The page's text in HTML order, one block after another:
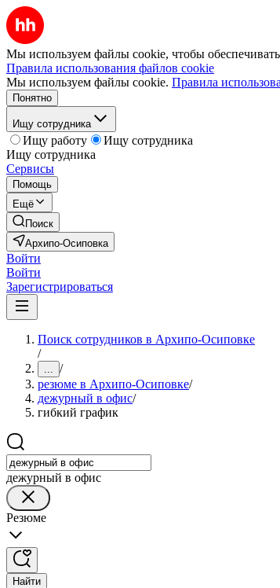
Мы используем файлы cookie, чтобы
Правила использования файлов cookie
Мы используем файлы cookie. Правила
Понятно
Ищу сотрудника
Ищу работу
Ищу сотрудника
Ищу сотрудника
Сервисы
Помощь
Ещё
Поиск
Архипо-Осиповка
Войти
Войти
Зарегистрироваться
Поиск сотрудников в Архипо-Осиповке
/
... /
резюме в Архипо-Осиповке/
дежурный в офис/
гибкий график
дежурный в офис
Резюме
Найти